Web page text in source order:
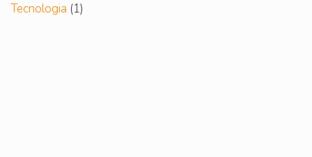
Tecnologia (1)